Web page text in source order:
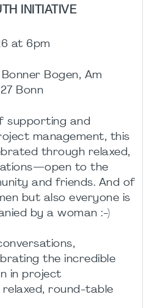
INITIATIVE
at 6pm
Bogen, Am
Bonn
supporting and
management, this
through relaxed,
to the
and friends. And of
but also everyone is
by a woman :-)
the incredible
in project
relaxed, round-table